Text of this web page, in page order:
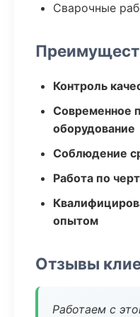
Сварочные
Контроль
Современное
оборудование
Соблюдение
Работа по
опытом
Отзывы
Работаем с